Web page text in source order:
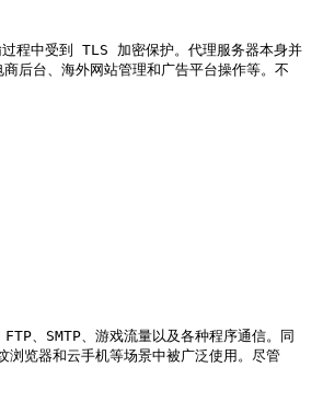
程中受到 TLS 加密保护。代理服务器本身并
后台、海外网站管理和广告平台操作等。不
、SMTP、游戏流量以及各种程序通信。同
览器和云手机等场景中被广泛使用。尽管